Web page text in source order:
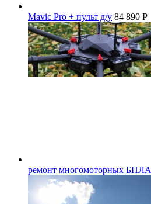
Mavic Pro + пульт д/у 84 890 P
ремонт многомоторных БПЛА